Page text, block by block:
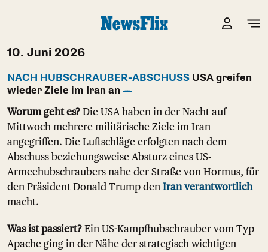
10. Juni 2026
NACH HUBSCHRAUBER-ABSCHUSS USA greifen
wieder Ziele im Iran an
Worum geht es? Die USA haben in der Nacht auf
Mittwoch mehrere militärische Ziele im Iran
angegriffen. Die Luftschläge erfolgten nach dem
Abschuss beziehungsweise Absturz eines US-
Armeehubschraubers nahe der Straße von Hormus, für
den Präsident Donald Trump den Iran verantwortlich
macht.
Was ist passiert? Ein US-Kampfhubschrauber vom Typ
Apache ging in der Nähe der strategisch wichtigen